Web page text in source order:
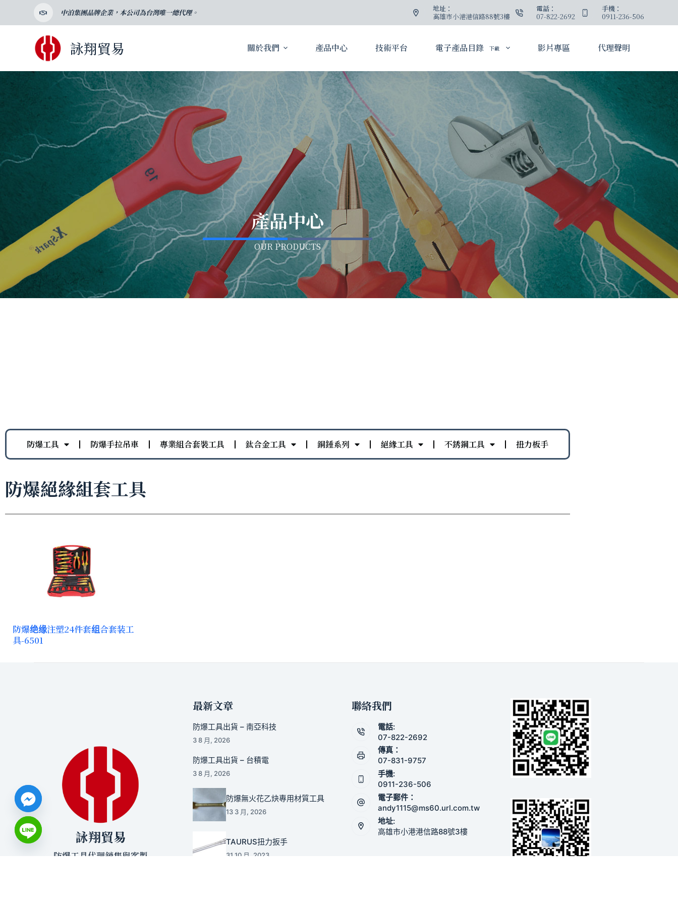
至
中泊集團品牌企業，本公司為台灣唯一總代理。
地址：
高雄市小港港信路88號3樓
電話：
07-822-2692
手機：
0911-236-506
詠翔貿易 關於我們 產品中心 技術平台 電子產品目錄 下載 影片專區 代理聲明
產品中心
OUR PRODUCTS
防爆工具 防爆手拉吊車 專業組合套裝工具 鈦合金工具 銅錘系列 絕緣工具 不銹鋼工具 扭力板手
防爆絕緣組套工具
防爆绝缘注塑24件套组合套装工
具-6501
詠翔貿易
防爆工具代理銷售與客製
最新文章
防爆工具出貨 – 南亞科技
3 8 月, 2026
防爆工具出貨 – 台積電
3 8 月, 2026
防爆無火花乙炔專用材質工具
13 3 月, 2026
TAURUS扭力扳手
31 10 月, 2023
聯絡我們
電話:
07-822-2692
傳真：
07-831-9757
手機:
0911-236-506
電子郵件：
andy1115@ms60.url.com.tw
地址:
高雄市小港港信路88號3樓